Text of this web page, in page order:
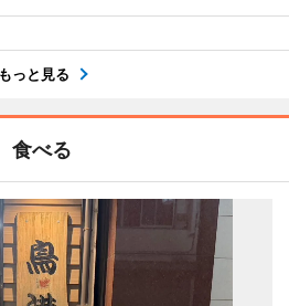
もっと見る
食べる